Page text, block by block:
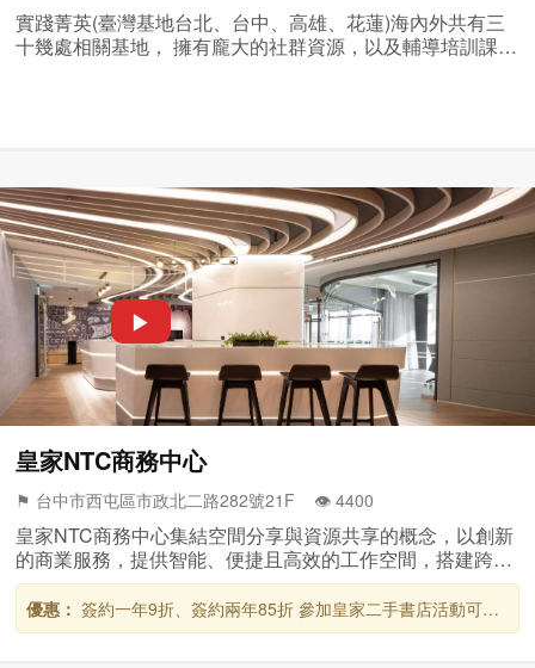
實踐菁英(臺灣基地台北、台中、高雄、花蓮)海內外共有三
十幾處相關基地， 擁有龐大的社群資源，以及輔導培訓課
▶
皇家NTC商務中心
⚑ 台中市西屯區市政北二路282號21F 👁️‍ 4400
皇家NTC商務中心集結空間分享與資源共享的概念，以創新
的商業服務，提供智能、便捷且高效的工作空間，搭建跨界
資源整合的社群夥伴，打造一個超越工作的全新辦公環境。
優惠： 簽約一年9折、簽約兩年85折 參加皇家二手書店活動可以
換取會議室時數或是倉儲櫃使用空間喔!